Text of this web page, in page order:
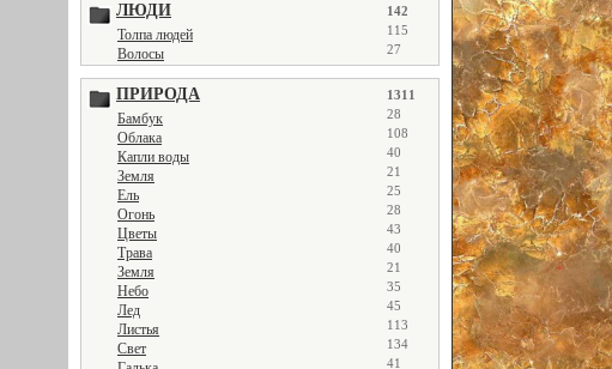
ЛЮДИ 142
Толпа людей 115
Волосы 27
ПРИРОДА 1311
Бамбук 28
Облака 108
Капли воды 40
Земля 21
Ель 25
Огонь 28
Цветы 43
Трава 40
Земля 21
Небо 35
Лед 45
Листья 113
Свет 134
41